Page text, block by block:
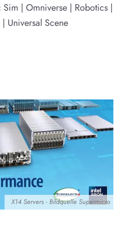
| Omniverse | Robotics |
Universal Scene
X14 Servers - Bildquelle Supermicro